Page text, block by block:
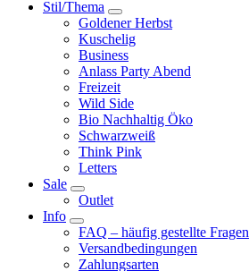
Stil/Thema
Goldener Herbst
Kuschelig
Business
Anlass Party Abend
Freizeit
Wild Side
Bio Nachhaltig Öko
Schwarzweiß
Think Pink
Letters
Sale
Outlet
Info
FAQ – häufig gestellte Fragen
Versandbedingungen
Zahlungsarten